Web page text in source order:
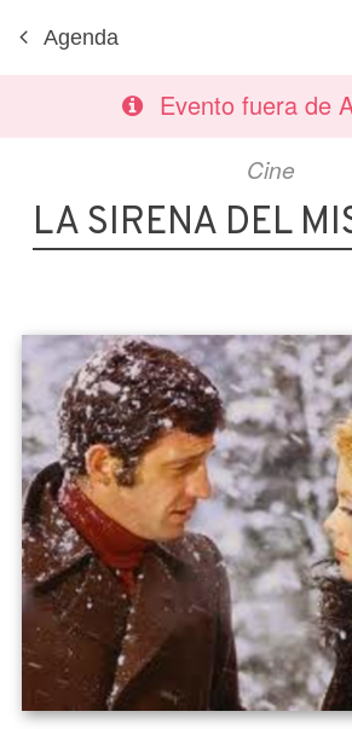
Agenda
Evento fuera de
Cine
LA SIRENA DEL